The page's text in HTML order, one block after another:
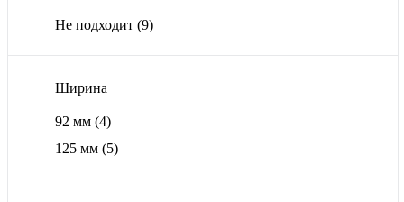
Не подходит (9)
Ширина
92 мм (4)
125 мм (5)